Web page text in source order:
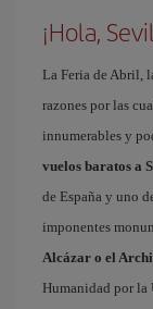
¡Hola,
La Feria de Abril,
razones por las
innumerables y
vuelos baratos a
de España y uno
imponentes
Alcázar o el
Humanidad por la